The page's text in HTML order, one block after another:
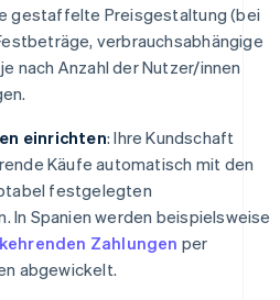
gestaffelte Preisgestaltung (bei
verbrauchsabhängige
nach Anzahl der Nutzer/innen
einrichten: Ihre Kundschaft
Käufe automatisch mit den
festgelegten
In Spanien werden beispielsweise
Zahlungen per
abgewickelt.